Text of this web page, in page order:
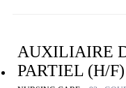
AUXILIAIRE
PARTIEL (H/F)